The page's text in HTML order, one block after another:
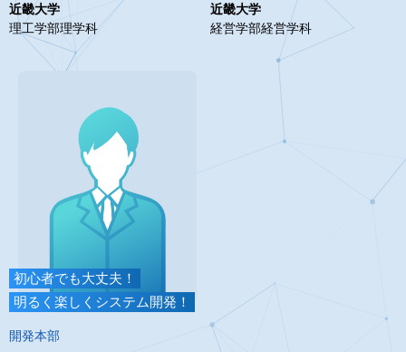
近畿大学
理工学部理学科
近畿大学
経営学部経営学科
初心者でも大丈夫！
明るく楽しくシステム開発！
開発本部